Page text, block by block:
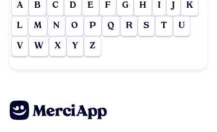
A B C D E F G H I J K
L M N O P Q R S T U
V W X Y Z